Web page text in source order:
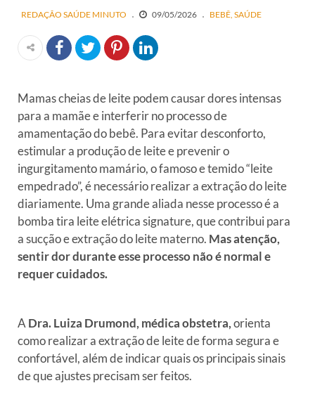
REDAÇÃO SAÚDE MINUTO 09/05/2026 BEBÊ SAÚDE
Mamas cheias de leite podem causar dores intensas
para a mamãe e interferir no processo de
amamentação do bebê. Para evitar desconforto,
estimular a produção de leite e prevenir o
ingurgitamento mamário, o famoso e temido “leite
empedrado”, é necessário realizar a extração do leite
diariamente. Uma grande aliada nesse processo é a
bomba tira leite elétrica signature, que contribui para
a sucção e extração do leite materno. Mas atenção,
sentir dor durante esse processo não é normal e
requer cuidados.
ADra. Luiza Drumond, médica obstetra,orienta
como realizar a extração de leite de forma segura e
confortável, além de indicar quais os principais sinais
de que ajustes precisam ser feitos.